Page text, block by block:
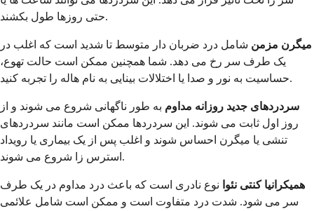
حتی روزها طول بکشند.
میگرن مزمن شامل درد ضربان دار متوسط تا شدید است که اغلب در
یک طرف سر رخ می دهد. شما همچنین ممکن است حالت تهوع،
حساسیت به نور و صدا یا اختلالات بینایی به نام هاله را تجربه کنید.
سردردهای جدید روزانه مداوم به طور ناگهانی شروع می شوند و از
روز اول ثابت می شوند. این سردردها ممکن است مانند سردردهای
تنشی یا میگرن احساس شوند و اغلب پس از یک بیماری یا رویداد
استرس زا شروع می شوند.
همیکرانیا کنتی نئوا نوع نادری است که باعث درد مداوم در یک طرف
سر می شود. شدت درد متفاوت است و ممکن است شامل علائمی